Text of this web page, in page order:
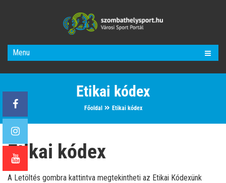
Menu
Etikai kódex
Főoldal Etikai kódex
Etikai kódex
A Letöltés gombra kattintva megtekintheti az Etikai Kódexünk